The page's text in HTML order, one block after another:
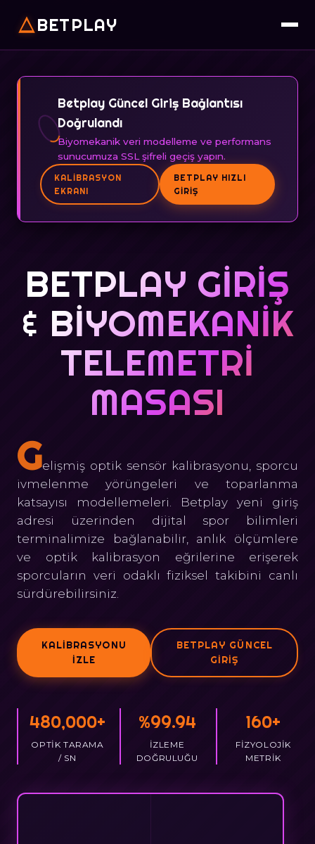
BETPLAY
Betplay Güncel Giriş Bağlantısı
Doğrulandı
Biyomekanik veri modelleme ve performans
sunucumuza SSL şifreli geçiş yapın.
KALIBRASYON
EKRANI
BETPLAY HIZLI
GIRIŞ
BETPLAY GIRIŞ
& BIYOMEKANIK
TELEMETRI
MASASI
Gelişmiş optik sensör kalibrasyonu, sporcu
ivmelenme yörüngeleri ve toparlanma
katsayısı modellemeleri. Betplay yeni giriş
adresi üzerinden dijital spor bilimleri
terminalimize bağlanabilir, anlık ölçümlere
ve optik kalibrasyon eğrilerine erişerek
sporcuların veri odaklı fiziksel takibini canlı
sürdürebilirsiniz.
KALIBRASYONU
İZLE
BETPLAY GÜNCEL
GIRIŞ
480,000+
OPTIK TARAMA
/ SN
%99.94
İZLEME
DOĞRULUĞU
160+
FIZYOLOJIK
METRIK